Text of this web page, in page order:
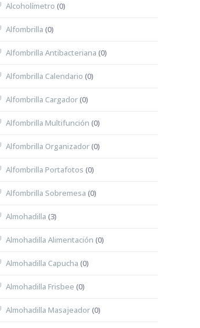
Alcoholímetro (0)
Alfombrilla (0)
Alfombrilla Antibacteriana (0)
Alfombrilla Calendario (0)
Alfombrilla Cargador(0)
Alfombrilla Multifunción (0)
Alfombrilla Organizador(0)
Alfombrilla Portafotos (0)
Alfombrilla Sobremesa (0)
Almohadilla (3)
Almohadilla Alimentación (0)
Almohadilla Capucha (0)
Almohadilla Frisbee (0)
Almohadilla Masajeador(0)